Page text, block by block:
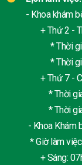
- Khoa khám
+ Thứ 2 -
* Thời gian
* Thời gian
+ Thứ 7 -
* Thời gian
* Thời gian
- Khoa Khám
* Giờ làm việc:
+ Sáng: